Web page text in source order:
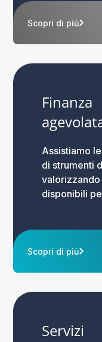
Scopri di più
Finanza
Assistiamo
di strumenti
disponibili
Scopri di più
Servizi